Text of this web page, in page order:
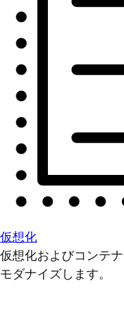
仮想化
仮想化およびコンテ
モダナイズします。